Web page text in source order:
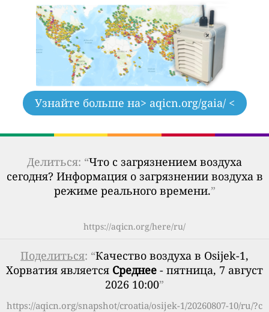
Узнайте больше на> aqicn.org/gaia/ <
Делиться: “Что с загрязнением воздуха
сегодня? Информация о загрязнении воздуха в
режиме реального времени.”
https://aqicn.org/here/ru/
Поделиться: “Качество воздуха в Osijek-1,
Хорватия является Среднее - пятница, 7 август
2026 10:00”
https://aqicn.org/snapshot/croatia/osijek-1/20260807-10/ru/?c